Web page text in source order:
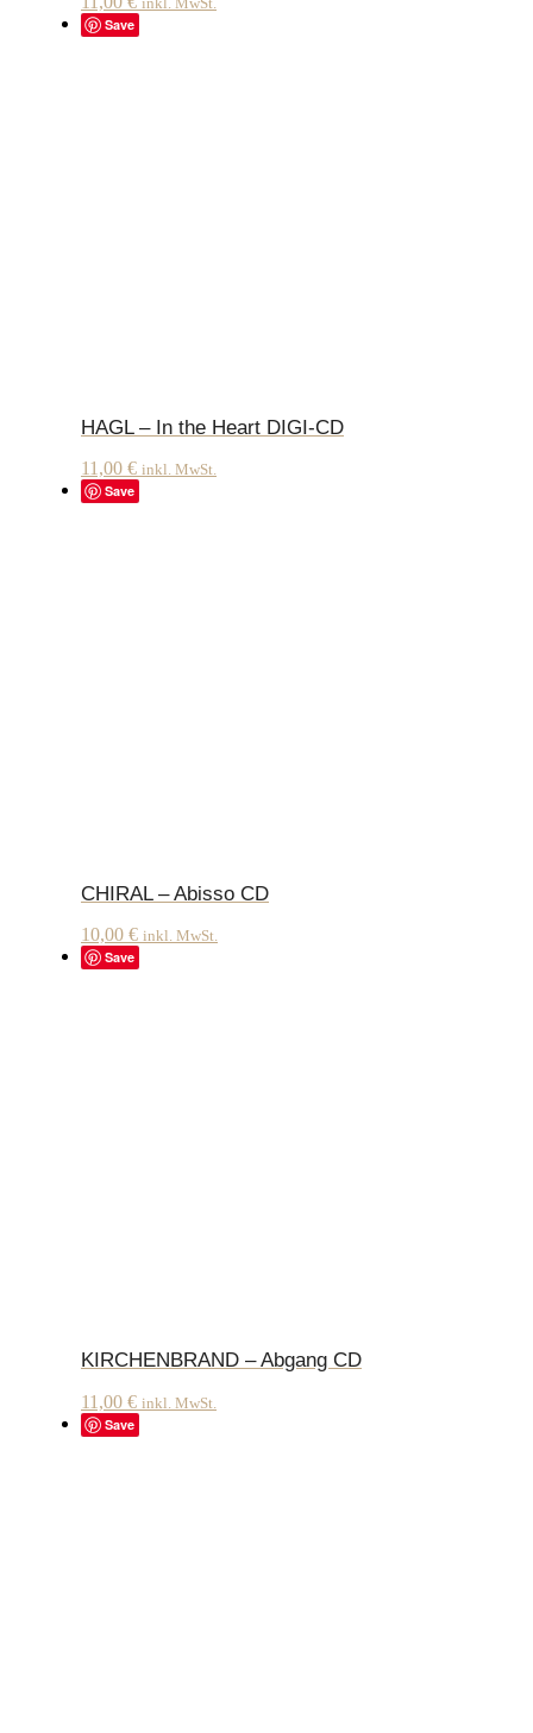
Save
HAGL – In the Heart DIGI-CD
11,00 € inkl. MwSt.
Save
CHIRAL – Abisso CD
10,00 € inkl. MwSt.
Save
KIRCHENBRAND – Abgang CD
11,00 € inkl. MwSt.
Save